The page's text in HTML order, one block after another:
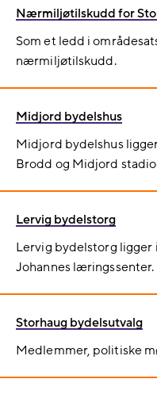
Nærmiljøtilskudd for
Som et ledd i
nærmiljøtilskudd.
Midjord bydelshus
Midjord bydelshus
Brodd og Midjord
Lervig bydelstorg
Lervig bydelstorg ligger
Johannes læringssenter.
Storhaug bydelsutvalg
Medlemmer, politiske